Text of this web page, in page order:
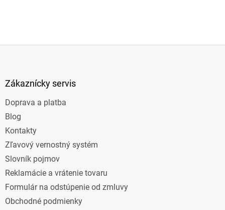
Zákaznícky servis
Doprava a platba
Blog
Kontakty
Zľavový vernostný systém
Slovník pojmov
Reklamácie a vrátenie tovaru
Formulár na odstúpenie od zmluvy
Obchodné podmienky